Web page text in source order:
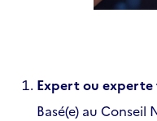
Expert ou experte
Basé(e) au